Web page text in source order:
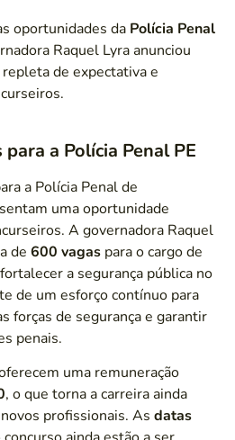
oportunidades da Polícia Penal
Raquel Lyra anunciou
de expectativa e
a Polícia Penal PE
a Polícia Penal de
uma oportunidade
A governadora Raquel
de 600 vagas para o cargo de
a segurança pública no
de um esforço contínuo para
forças de segurança e garantir
penais.
uma remuneração
, o que torna a carreira ainda
profissionais. As datas